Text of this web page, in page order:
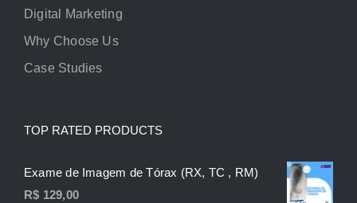
Digital Marketing
Why Choose Us
Case Studies
TOP RATED PRODUCTS
Exame de Imagem de Tórax (RX, TC , RM)
R$ 129,00